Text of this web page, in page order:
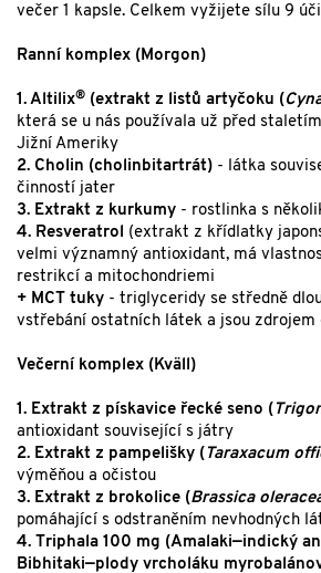
večer 1 kapsle. Celkem vyžijete sílu 9
Ranní komplex (Morgon)
1. Altilix® (extrakt z listů artyčoku (
která se u nás používala už před
Jižní Ameriky
2. Cholin (cholinbitartrát) - látka
činností jater
3. Extrakt z kurkumy - rostlinka s
4. Resveratrol (extrakt z křídlatky
velmi významný antioxidant, má
restrikcí a mitochondriemi
+ MCT tuky - triglyceridy se středně
vstřebání ostatních látek a jsou zdrojem
Večerní komplex (Kväll)
1. Extrakt z pískavice řecké seno (
antioxidant související s játry
2. Extrakt z pampelišky ( Taraxacum
výměňou a očistou
3. Extrakt z brokolice (Brassica
pomáhající s odstraněním nevhodných
4. Triphala 100 mg (Amalaki—indický
Bibhitaki—plody vrcholáku